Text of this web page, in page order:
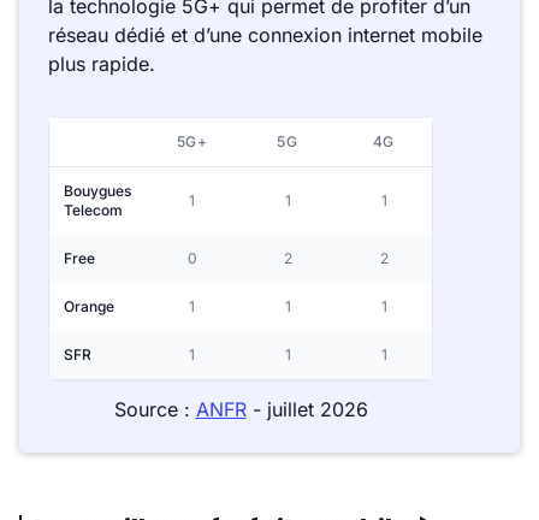
la technologie 5G+ qui permet de profiter d’un
réseau dédié et d’une connexion internet mobile
plus rapide.
5G+ 5G 4G
Bouygues
Telecom
1 1 1
Free 0 2 2
Orange 1 1 1
SFR 1 1 1
Source : ANFR- juillet 2026